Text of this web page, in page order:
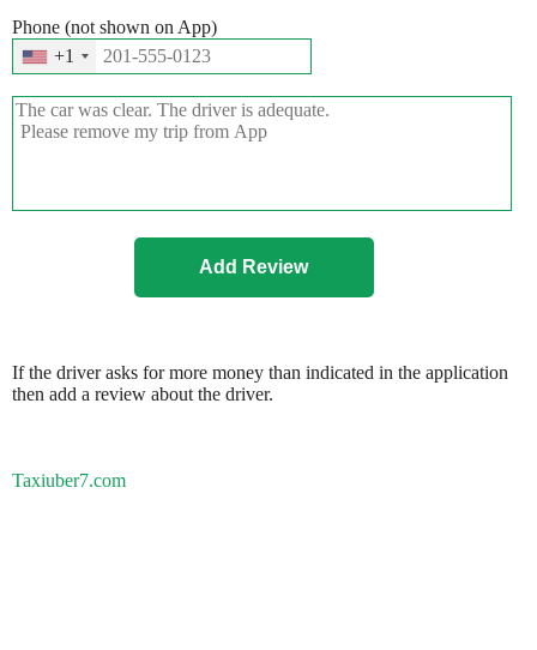
Phone (not shown on App)
+1
If the driver asks for more money than indicated in the application
then add a review about the driver.
Taxiuber7.com